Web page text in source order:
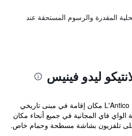
المقدرة والرسوم المستحقة عند
ليدو فينيس
يوفر بيت ضيافة L'Antico Lido Venice مكان إقامة في مبنى تاريخي
الواي فاي المجانية في جميع أنحاء مكان
على تلفزيون بشاشة مسطحة وحمام خاص.